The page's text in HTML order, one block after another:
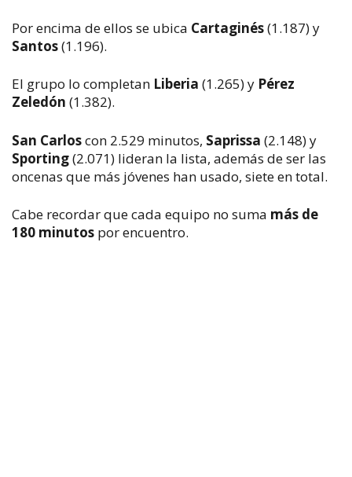
Por encima de ellos se ubica Cartaginés(1.187) y
Santos(1.196).
El grupo lo completan Liberia (1.265) y Pérez
Zeledón (1.382).
San Carloscon 2.529 minutos, Saprissa (2.148) y
Sporting(2.071) lideran la lista, además de ser las
oncenas que más jóvenes han usado, siete en total.
Cabe recordar que cada equipo no suma más de
180 minutos por encuentro.